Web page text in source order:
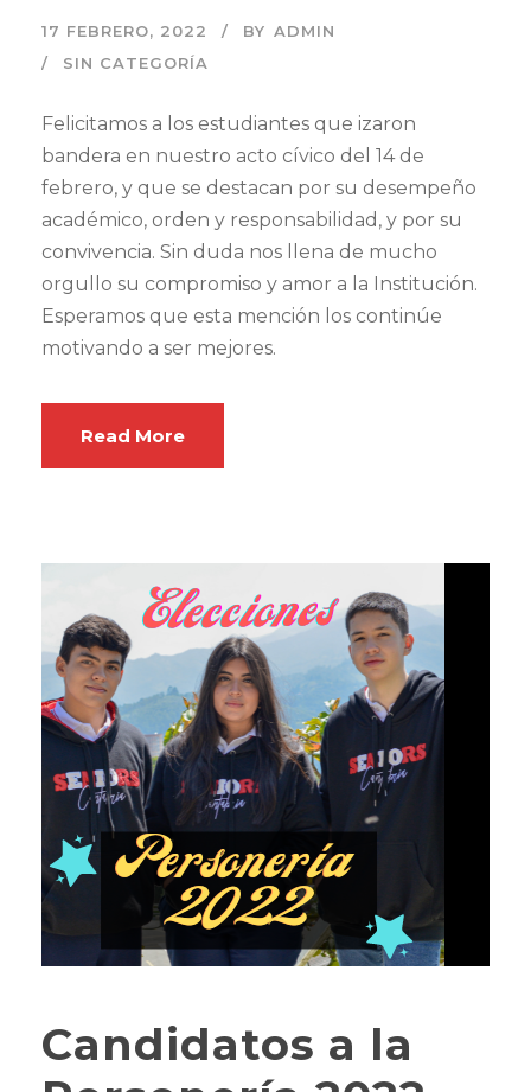
17 FEBRERO, 2022 BY ADMIN
SIN CATEGORÍA
Felicitamos a los estudiantes que izaron
bandera en nuestro acto cívico del 14 de
febrero, y que se destacan por su desempeño
académico, orden y responsabilidad, y por su
convivencia. Sin duda nos llena de mucho
orgullo su compromiso y amor a la Institución.
Esperamos que esta mención los continúe
motivando a ser mejores.
Read More
Candidatos a la